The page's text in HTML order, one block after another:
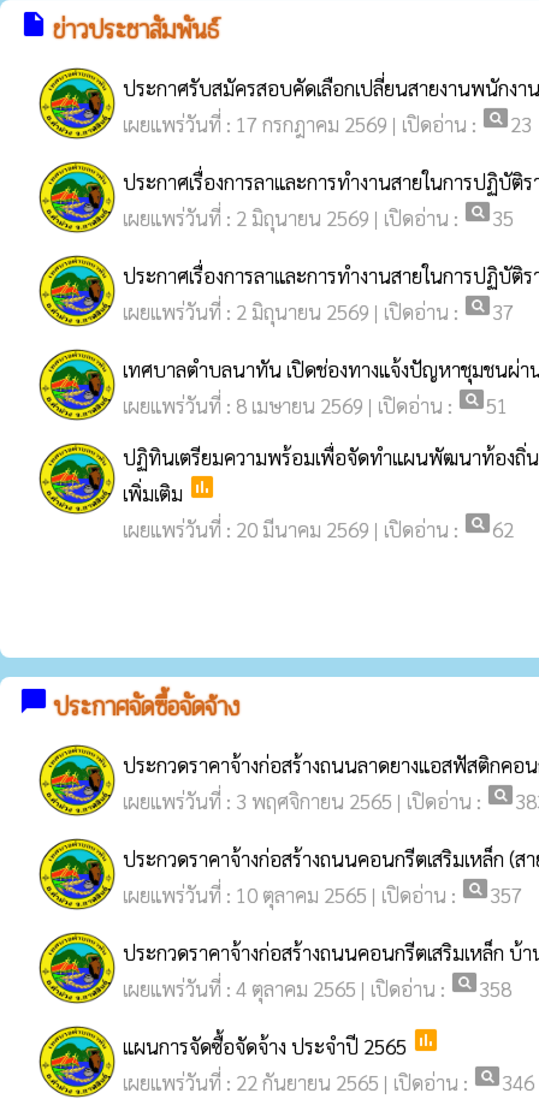
insert_drive_file ข่าวประชาสัมพันธ์
ประกาศรับสมัครสอบคัดเลือกเปลี่ยนสายงานพนักงา
เผยแพร่วันที่ : 17 กรกฎาคม 2569 | เปิดอ่าน : pageview23
ประกาศเรื่องการลาและการทำงานสายในการปฏิบั
เผยแพร่วันที่ : 2 มิถุนายน 2569 | เปิดอ่าน : pageview35
ประกาศเรื่องการลาและการทำงานสายในการปฏิบั
เผยแพร่วันที่ : 2 มิถุนายน 2569 | เปิดอ่าน : pageview37
เทศบาลตำบลนาทัน เปิดช่องทางแจ้งปัญหาชุมชนผ่า
เผยแพร่วันที่ : 8 เมษายน 2569 | เปิดอ่าน : pageview51
ปฏิทินเตรียมความพร้อมเพื่อจัดทำแผนพัฒนาท้องถิ่
เพิ่มเติม poll
เผยแพร่วันที่ : 20 มีนาคม 2569 | เปิดอ่าน : pageview62
chat_bubble ประกาศจัดซื้อจัดจ้าง
ประกวดราคาจ้างก่อสร้างถนนลาดยางแอสฟัสติกค
เผยแพร่วันที่ : 3 พฤศจิกายน 2565 | เปิดอ่าน : pageview
ประกวดราคาจ้างก่อสร้างถนนคอนกรีตเสริมเหล็ก
เผยแพร่วันที่ : 10 ตุลาคม 2565 | เปิดอ่าน : pageview357
ประกวดราคาจ้างก่อสร้างถนนคอนกรีตเสริมเหล็ก บ้
เผยแพร่วันที่ : 4 ตุลาคม 2565 | เปิดอ่าน : pageview358
แผนการจัดซื้อจัดจ้าง ประจำปี 2565 poll
เผยแพร่วันที่ : 22 กันยายน 2565 | เปิดอ่าน : pageview346